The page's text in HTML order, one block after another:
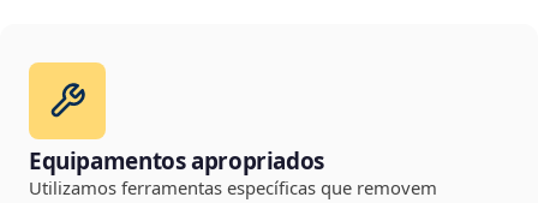
Equipamentos apropriados
Utilizamos ferramentas específicas que removem